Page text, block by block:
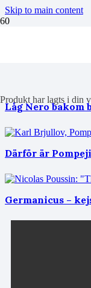
Skip to main content
Produkt har lagts i din
Låg Nero bakom
Därför är
Germanicus –